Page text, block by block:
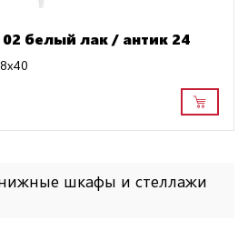
белый лак / антик 24
шкафы и стеллажи